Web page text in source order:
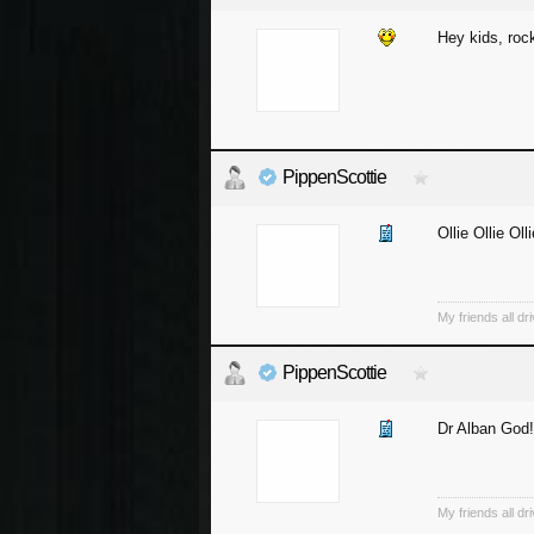
Hey kids,
PippenScottie
Ollie Ollie
My friends all
PippenScottie
Dr Alban God!
My friends all